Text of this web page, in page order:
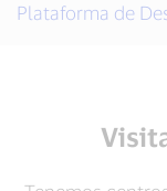
Plataforma de